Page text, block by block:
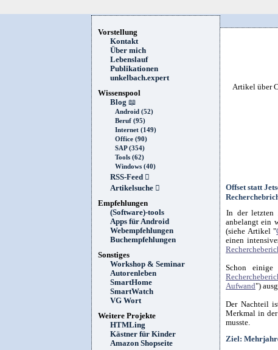
Vorstellung
Kontakt
Über mich
Lebenslauf
Publikationen
unkelbach.expert
Wissenspool
Blog 📖
Android (52)
Beruf (95)
Internet (149)
Office (90)
SAP (354)
Tools (62)
Windows (40)
RSS-Feed 
Artikelsuche 
Empfehlungen
(Software)-tools
Apps für Android
Webempfehlungen
Buchempfehlungen
Sonstiges
Workshop & Seminar
Autorenleben
SmartHome
SmartWatch
VG Wort
Weitere Projekte
HTMLing
Kästner für Kinder
Amazon Shopseite
Artikel über
Offset statt
In der letzten
anbelangt ein
(siehe Artikel "
einen
Schon
Aufwand")
Der Nachteil
Merkmal in der
musste.
Ziel: